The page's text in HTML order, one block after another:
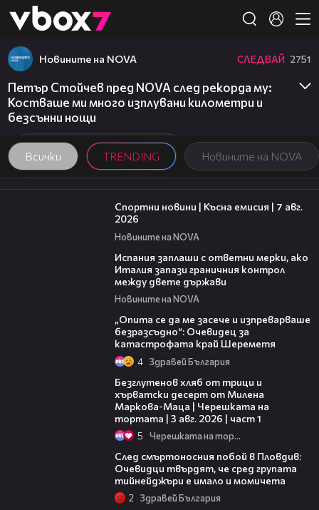
👾
Всички TRENDING Новините на NOVA
Новините на NOVA СЛЕДВАЙ 2751
Петър Стойчев пред NOVA след рекорда му:
Костваше ми много изплувани километри и
безсънни нощи
03:46
Спортни новини | Късна емисия | 7 авг.
2026
Новините на NOVA
Испания заплаши с ответни мерки, ако
Италия запази граничния контрол
между двете държави
Новините на NOVA
„Опита се да ме засече и изпреварваше
безразсъдно“: Очевидец за
катастрофата край Шереметя
4 Здравей България
Безглутенов хляб от трици и
хърватски десерт от Милена
Маркова-Маца | Черешката на
тортата | 3 авг. 2026 | част 1
5 Черешката на тортата
След смъртоносния побой в Пловдив:
Очевидци твърдят, че сред групата
тийнейджъри е имало и момичета
2 Здравей България